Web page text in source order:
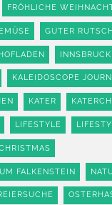
FRÖHLICHE
GUTER
INNSBRUCK
KALEIDOSCOPE
KATER
LIFESTYLE
FALKENSTEIN